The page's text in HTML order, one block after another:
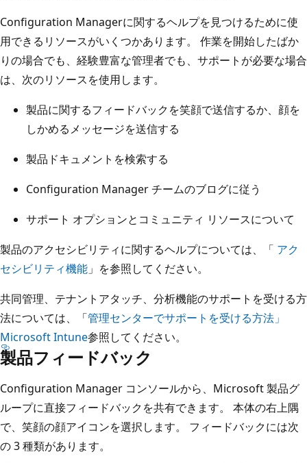
Configuration Managerに関するヘルプを見つけるために使
用できるリソースがいくつかあります。 作業を開始したばか
りの場合でも、経験豊富な管理者でも、サポートが必要な場合
は、次のリソースを使用します。
製品に関するフィードバックを笑顔で送信するか、顔を
しかめるメッセージを送信する
製品ドキュメントを検索する
Configuration Manager チームのブログに従う
サポート オプションとコミュニティ リソースについて
製品のアクセシビリティに関するヘルプについては、「 アク
セシビリティ機能 」を参照してください。
共同管理、テナントアタッチ、分析機能のサポートを受ける方
法については、「管理センターでサポートを受ける方法」
Microsoft Intune参照してください。
製品フィードバック
Configuration Manager コンソールから、Microsoft 製品グ
ループに直接フィードバックを共有できます。 本体の右上隅
で、笑顔の顔アイコンを選択します。 フィードバックには次
の 3 種類があります。